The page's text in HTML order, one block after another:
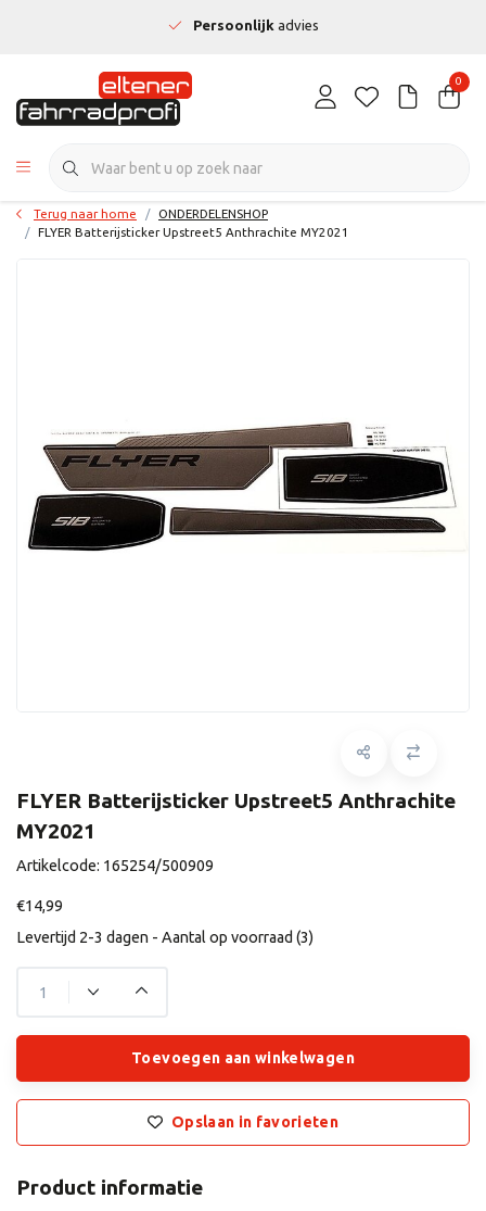
Persoonlijkadvies
0
Terug naar home
ONDERDELENSHOP
FLYER Batterijsticker Upstreet5 Anthrachite MY2021
FLYER Batterijsticker Upstreet5 Anthrachite
MY2021
Artikelcode: 165254/500909
€14,99
Levertijd 2-3 dagen - Aantal op voorraad (3)
Toevoegen aan winkelwagen
Opslaan in favorieten
Product informatie